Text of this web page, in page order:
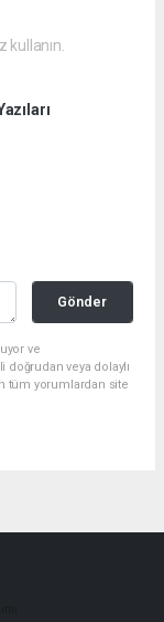
kullanın.
Gönder
ve
doğrudan veya dolaylı
tüm yorumlardan site